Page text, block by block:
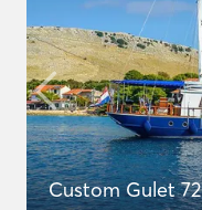
Custom Gulet 72